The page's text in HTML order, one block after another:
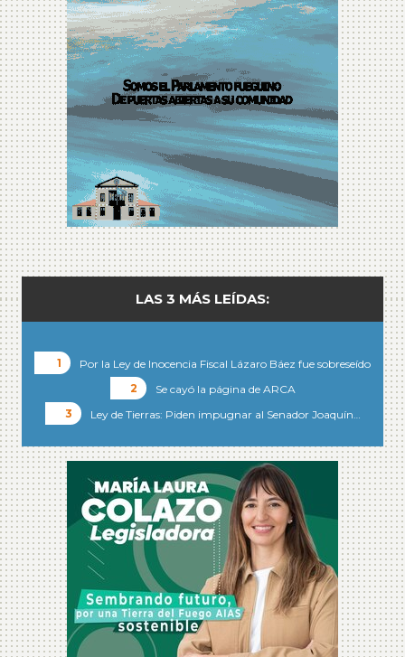
LAS 3 MÁS LEÍDAS:
Por la Ley de Inocencia Fiscal Lázaro Báez fue sobreseído
Se cayó la página de ARCA
Ley de Tierras: Piden impugnar al Senador Joaquín…